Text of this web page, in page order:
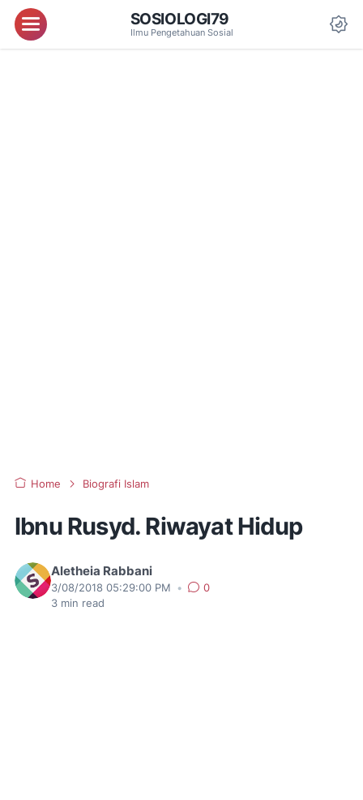
Menu SOSIOLOGI79
Ilmu Pengetahuan Sosial
Home Biografi Islam
Ibnu Rusyd. Riwayat Hidup
Aletheia Rabbani
3/08/2018 05:29:00 PM •
0
3 min read